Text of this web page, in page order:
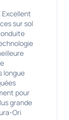
Excellent
sur sol
longue
pour
grande
Ori